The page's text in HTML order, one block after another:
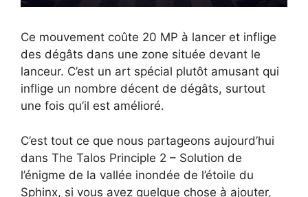
Ce mouvement coûte 20 MP à lancer et inflige
des dégâts dans une zone située devant le
lanceur. C’est un art spécial plutôt amusant qui
inflige un nombre décent de dégâts, surtout
une fois qu’il est amélioré.
C’est tout ce que nous partageons aujourd’hui
dans The Talos Principle 2 – Solution de
l’énigme de la vallée inondée de l’étoile du
Sphinx, si vous avez quelque chose à ajouter,